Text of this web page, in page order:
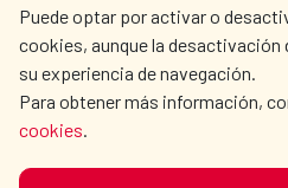
Puede optar por activar o
cookies, aunque la desactivación
su experiencia de navegación.
Para obtener más información,
cookies.
OUR SOCIAL MEDIA